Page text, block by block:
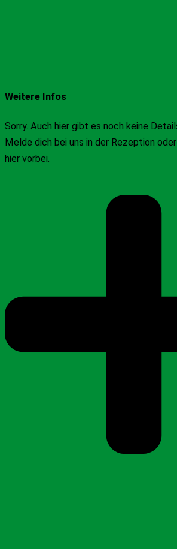
Weitere Infos
Sorry. Auch hier gibt es noch keine
Melde dich bei uns in der Rezeption
hier vorbei.